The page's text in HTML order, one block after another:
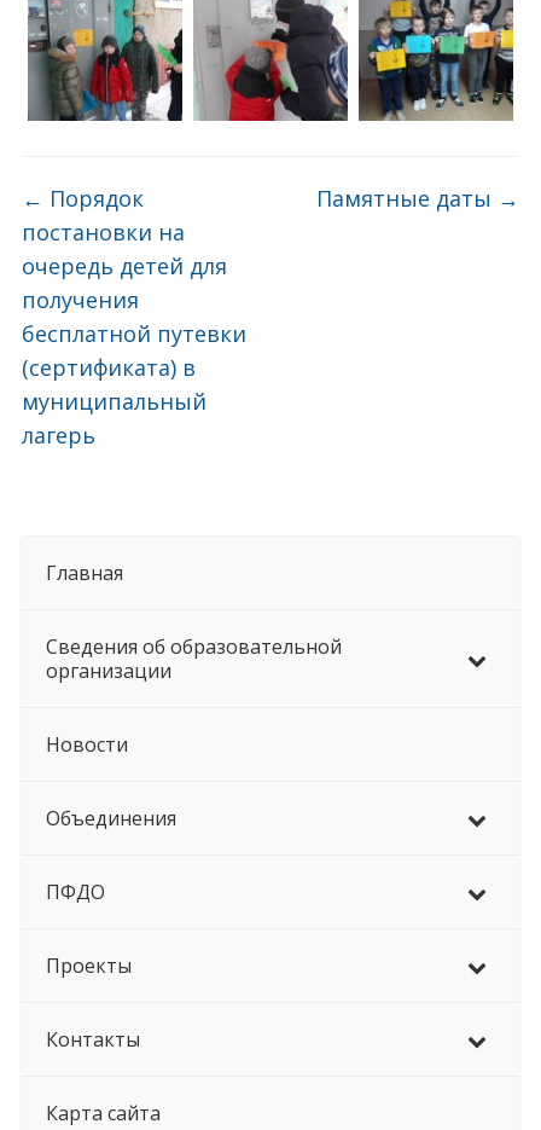
Главная
Сведения об образовательной
организации
Новости
Объединения
ПФДО
Проекты
Контакты
Карта сайта
← Порядок
постановки на
очередь детей для
получения
бесплатной путевки
(сертификата) в
муниципальный
лагерь
Памятные даты →